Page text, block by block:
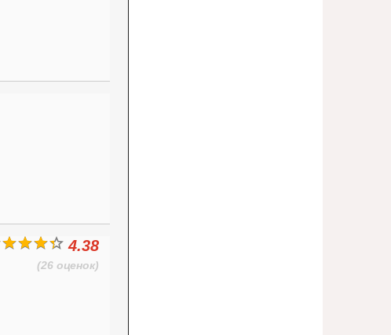
4.38
(26 оценок)